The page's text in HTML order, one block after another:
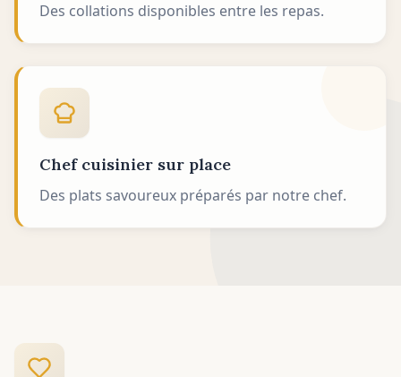
Des collations disponibles entre les repas.
Chef cuisinier sur place
Des plats savoureux préparés par notre chef.